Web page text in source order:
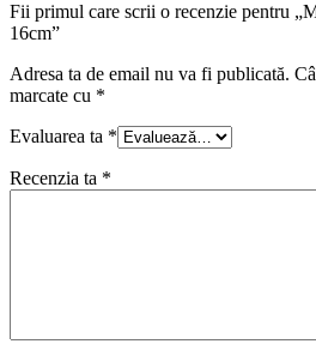
Fii primul care scrii o recenzie pentru
16cm”
Adresa ta de email nu va fi publicată.
marcate cu *
Evaluarea ta *
Recenzia ta *